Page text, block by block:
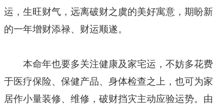
运，生旺财气，远离破财之虞的美好寓意，期盼新
的一年增财添禄、财运顺遂。
本命年也要多关注健康及家宅运，不妨多花费
于医疗保险、保健产品、身体检查之上，也可为家
居作小量装修、维修，破财挡灾主动应验运势。由